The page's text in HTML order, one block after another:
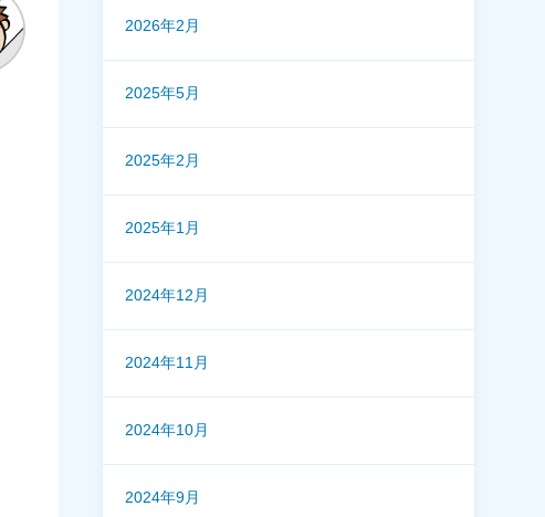
2026年2月
2025年5月
2025年2月
2025年1月
2024年12月
2024年11月
2024年10月
2024年9月